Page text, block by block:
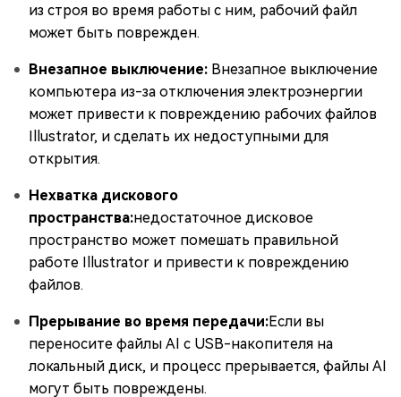
из строя во время работы с ним, рабочий файл
может быть поврежден.
Внезапное выключение: Внезапное выключение
компьютера из-за отключения электроэнергии
может привести к повреждению рабочих файлов
Illustrator, и сделать их недоступными для
открытия.
Нехватка дискового
пространства:недостаточное дисковое
пространство может помешать правильной
работе Illustrator и привести к повреждению
файлов.
Прерывание во время передачи:Если вы
переносите файлы AI с USB-накопителя на
локальный диск, и процесс прерывается, файлы AI
могут быть повреждены.